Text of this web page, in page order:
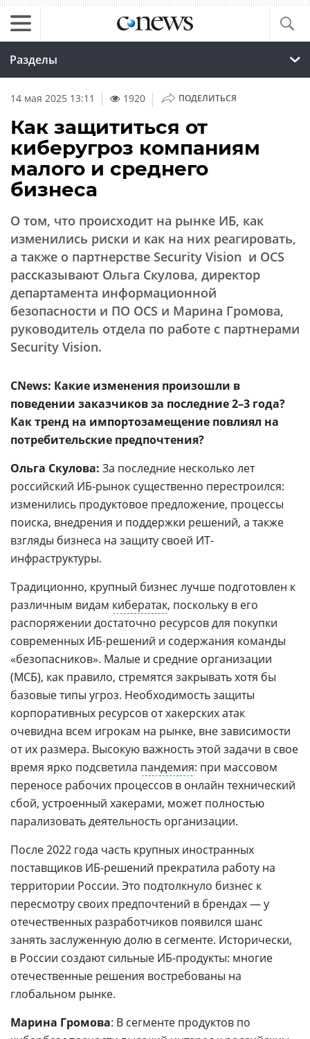
Разделы
14 мая 2025 13:11 1920 | ПОДЕЛИТЬСЯ
Как защититься от
киберугроз компаниям
малого и среднего
бизнеса
О том, что происходит на рынке ИБ, как
изменились риски и как на них реагировать,
а также о партнерстве Security Vision и OCS
рассказывают Ольга Скулова, директор
департамента информационной
безопасности и ПО OCS и Марина Громова,
руководитель отдела по работе с партнерами
Security Vision.
CNews: Какие изменения произошли в
поведении заказчиков за последние 2–3 года?
Как тренд на импортозамещение повлиял на
потребительские предпочтения?
Ольга Скулова: За последние несколько лет
российский ИБ-рынок существенно перестроился:
изменились продуктовое предложение, процессы
поиска, внедрения и поддержки решений, а также
взгляды бизнеса на защиту своей ИТ-
инфраструктуры.
Традиционно, крупный бизнес лучше подготовлен к
различным видам кибератак, поскольку в его
распоряжении достаточно ресурсов для покупки
современных ИБ-решений и содержания команды
«безопасников». Малые и средние организации
(МСБ), как правило, стремятся закрывать хотя бы
базовые типы угроз. Необходимость защиты
корпоративных ресурсов от хакерских атак
очевидна всем игрокам на рынке, вне зависимости
от их размера. Высокую важность этой задачи в свое
время ярко подсветила пандемия: при массовом
переносе рабочих процессов в онлайн технический
сбой, устроенный хакерами, может полностью
парализовать деятельность организации.
После 2022 года часть крупных иностранных
поставщиков ИБ-решений прекратила работу на
территории России. Это подтолкнуло бизнес к
пересмотру своих предпочтений в брендах — у
отечественных разработчиков появился шанс
занять заслуженную долю в сегменте. Исторически,
в России создают сильные ИБ-продукты: многие
отечественные решения востребованы на
глобальном рынке.
Марина Громова: В сегменте продуктов по